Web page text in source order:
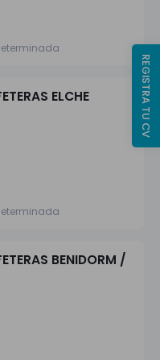
ELCHE
BENIDORM /
REGISTRA TU CV